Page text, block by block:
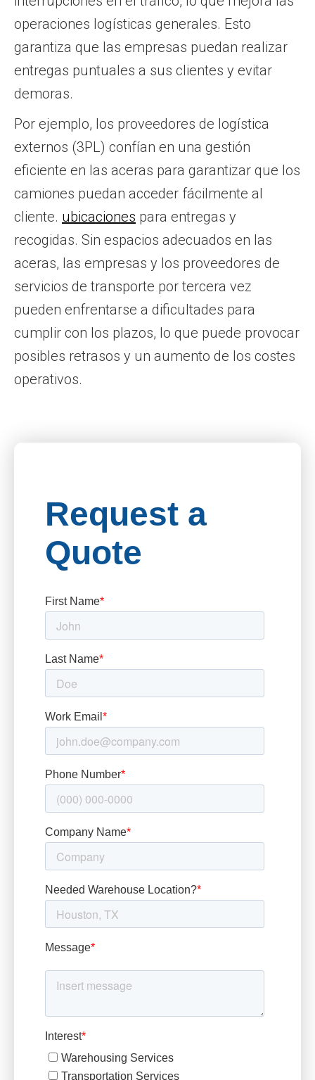
operaciones logísticas generales. Esto
garantiza que las empresas puedan realizar
entregas puntuales a sus clientes y evitar
demoras.
Por ejemplo, los proveedores de logística
externos (3PL) confían en una gestión
eficiente en las aceras para garantizar que los
camiones puedan acceder fácilmente al
cliente. ubicaciones para entregas y
recogidas. Sin espacios adecuados en las
aceras, las empresas y los proveedores de
servicios de transporte por tercera vez
pueden enfrentarse a dificultades para
cumplir con los plazos, lo que puede provocar
posibles retrasos y un aumento de los costes
operativos.